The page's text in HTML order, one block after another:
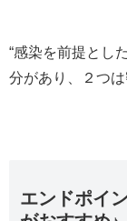
“感染を前提とし
分があり、２つ
エンドポイ